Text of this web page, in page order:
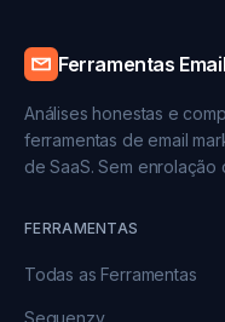
Ferramentas
Análises honestas e
ferramentas de email
de SaaS. Sem enrolação
FERRAMENTAS
Todas as Ferramentas
Sequenzy